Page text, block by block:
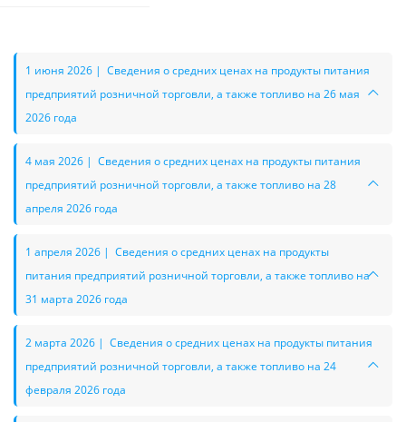
1 июня 2026 | Сведения о средних ценах на продукты питания
предприятий розничной торговли, а также топливо на 26 мая
2026 года
4 мая 2026 | Сведения о средних ценах на продукты питания
предприятий розничной торговли, а также топливо на 28
апреля 2026 года
1 апреля 2026 | Сведения о средних ценах на продукты
питания предприятий розничной торговли, а также топливо на
31 марта 2026 года
2 марта 2026 | Сведения о средних ценах на продукты питания
предприятий розничной торговли, а также топливо на 24
февраля 2026 года